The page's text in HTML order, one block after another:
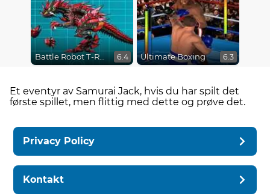
Battle Robot T-Rex Age 6.4 Ultimate Boxing 6.3
Et eventyr av Samurai Jack, hvis du har spilt det
første spillet, men flittig med dette og prøve det.
Privacy Policy
Kontakt